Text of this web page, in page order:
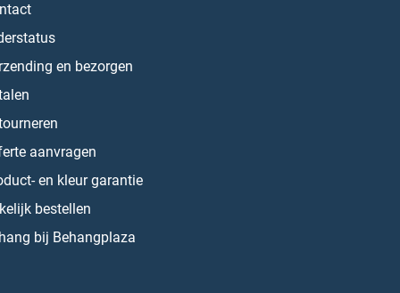
en bezorgen
aanvragen
en kleur garantie
bestellen
bij Behangplaza